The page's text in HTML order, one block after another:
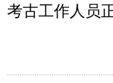
考古工作人员